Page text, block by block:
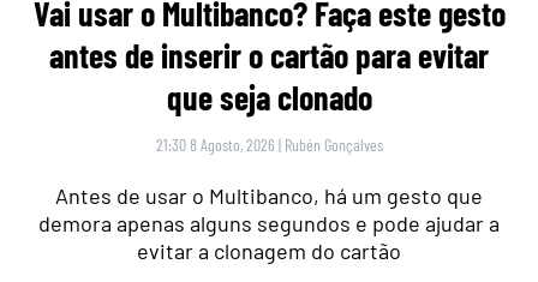
Vai usar o Multibanco? Faça este gesto
antes de inserir o cartão para evitar
que seja clonado
21:30 8 Agosto, 2026 | Rubén Gonçalves
Antes de usar o Multibanco, há um gesto que
demora apenas alguns segundos e pode ajudar a
evitar a clonagem do cartão